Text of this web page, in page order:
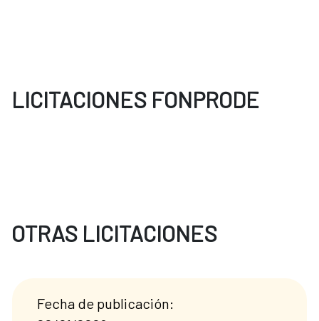
LICITACIONES FONPRODE
OTRAS LICITACIONES
Fecha de publicación: